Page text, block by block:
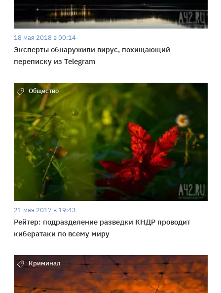
18 мая 2018 в 00:14
Эксперты обнаружили вирус, похищающий
переписку из Telegram
Общество
21 мая 2017 в 19:43
Рейтер: подразделение разведки КНДР проводит
кибератаки по всему миру
Криминал